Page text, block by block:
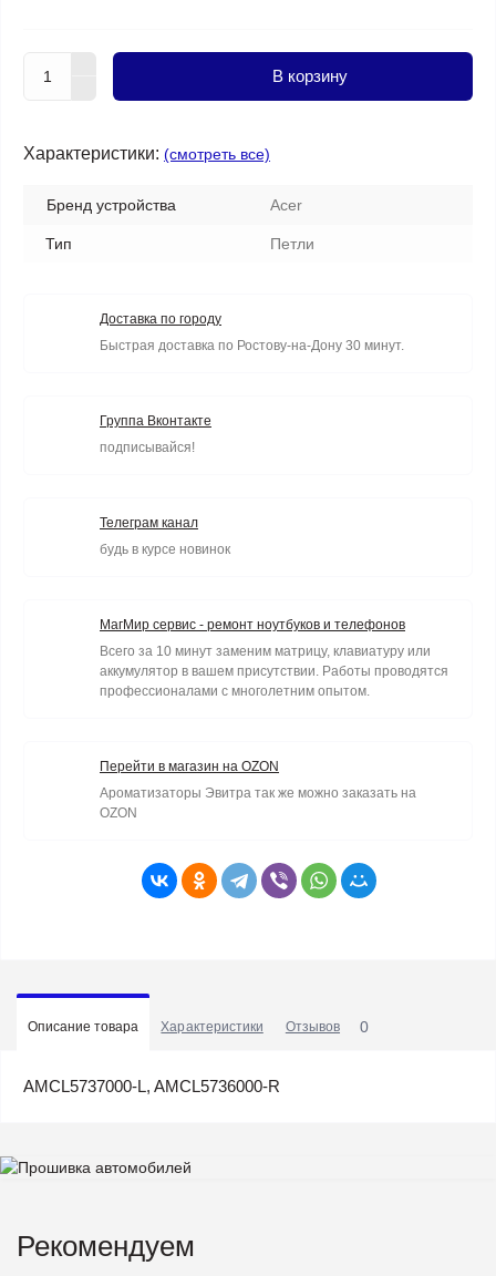
В корзину
Характеристики: (смотреть все)
Бренд устройства Acer
Тип Петли
Доставка по городу
Быстрая доставка по Ростову-на-Дону 30 минут.
Группа Вконтакте
подписывайся!
Телеграм канал
будь в курсе новинок
МагМир сервис - ремонт ноутбуков и телефонов
Всего за 10 минут заменим матрицу, клавиатуру или
аккумулятор в вашем присутствии. Работы проводятся
профессионалами с многолетним опытом.
Перейти в магазин на OZON
Ароматизаторы Эвитра так же можно заказать на
OZON
Описание товара Характеристики Отзывов 0
AMCL5737000-L, AMCL5736000-R
Рекомендуем